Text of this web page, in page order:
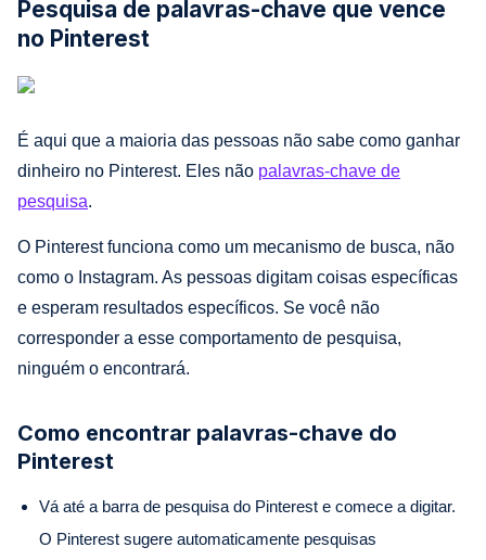
Pesquisa de palavras-chave que vence
no Pinterest
É aqui que a maioria das pessoas não sabe como ganhar
dinheiro no Pinterest. Eles não palavras-chave de
pesquisa.
O Pinterest funciona como um mecanismo de busca, não
como o Instagram. As pessoas digitam coisas específicas
e esperam resultados específicos. Se você não
corresponder a esse comportamento de pesquisa,
ninguém o encontrará.
Como encontrar palavras-chave do
Pinterest
Vá até a barra de pesquisa do Pinterest e comece a digitar.
O Pinterest sugere automaticamente pesquisas